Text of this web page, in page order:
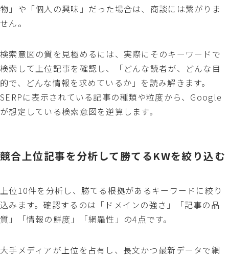
物」や「個人の興味」だった場合は、商談には繋がりま
せん。
検索意図の質を見極めるには、実際にそのキーワードで
検索して上位記事を確認し、「どんな読者が、どんな目
的で、どんな情報を求めているか」を読み解きます。
SERPに表示されている記事の種類や粒度から、Google
が想定している検索意図を逆算します。
競合上位記事を分析して勝てるKWを絞り込む
上位10件を分析し、勝てる根拠があるキーワードに絞り
込みます。確認するのは「ドメインの強さ」「記事の品
質」「情報の鮮度」「網羅性」の4点です。
大手メディアが上位を占有し、長文かつ最新データで網